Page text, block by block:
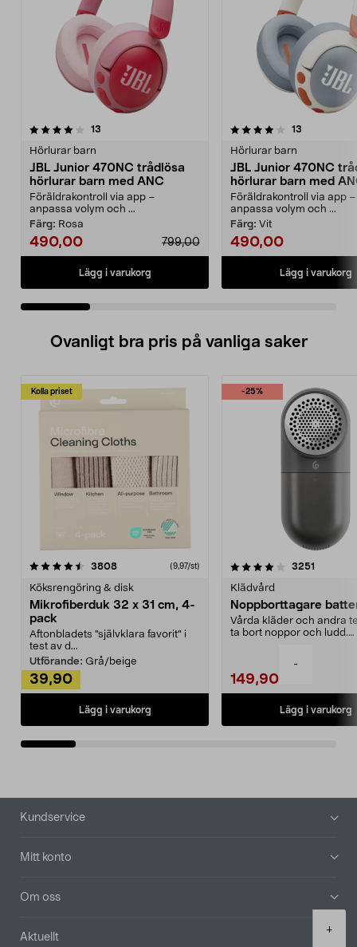
-
+
13
Hörlurar barn
JBL Junior 470NC trådlösa
hörlurar barn med ANC
Föräldrakontroll via app –
anpassa volym och ...
Färg: Rosa
490,00 799,00
Lägg i varukorg
4.0 av 5 stjärnor 13
Hörlurar barn
JBL Junior 470NC
hörlurar barn med
Föräldrakontroll via app –
anpassa volym och ...
Färg: Vit
490,00
Lägg i varukorg
4.5 av 5 stjärnor
Ovanligt bra pris på vanliga saker
Kolla priset
3808recensioner (9,97/st)
Köksrengöring & disk
Mikrofiberduk 32 x 31 cm, 4-
pack
Aftonbladets "självklara favorit” i
test av d...
Utförande: Grå/beige
39,90
Lägg i varukorg
-25%
4.0av 5 stjärnor 3251
Klädvård
Noppborttagare
Vårda kläder och andra
ta bort noppor och ludd.
149,90
Lägg i varukorg
4.5av 5 stjärnor
Sidfot
Kundservice
Mitt konto
Om oss
Aktuellt